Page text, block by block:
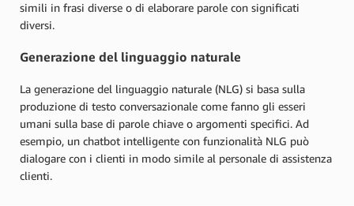
simili in frasi diverse o di elaborare parole con significati
diversi.
Generazione del linguaggio naturale
La generazione del linguaggio naturale (NLG) si basa sulla
produzione di testo conversazionale come fanno gli esseri
umani sulla base di parole chiave o argomenti specifici. Ad
esempio, un chatbot intelligente con funzionalità NLG può
dialogare con i clienti in modo simile al personale di assistenza
clienti.